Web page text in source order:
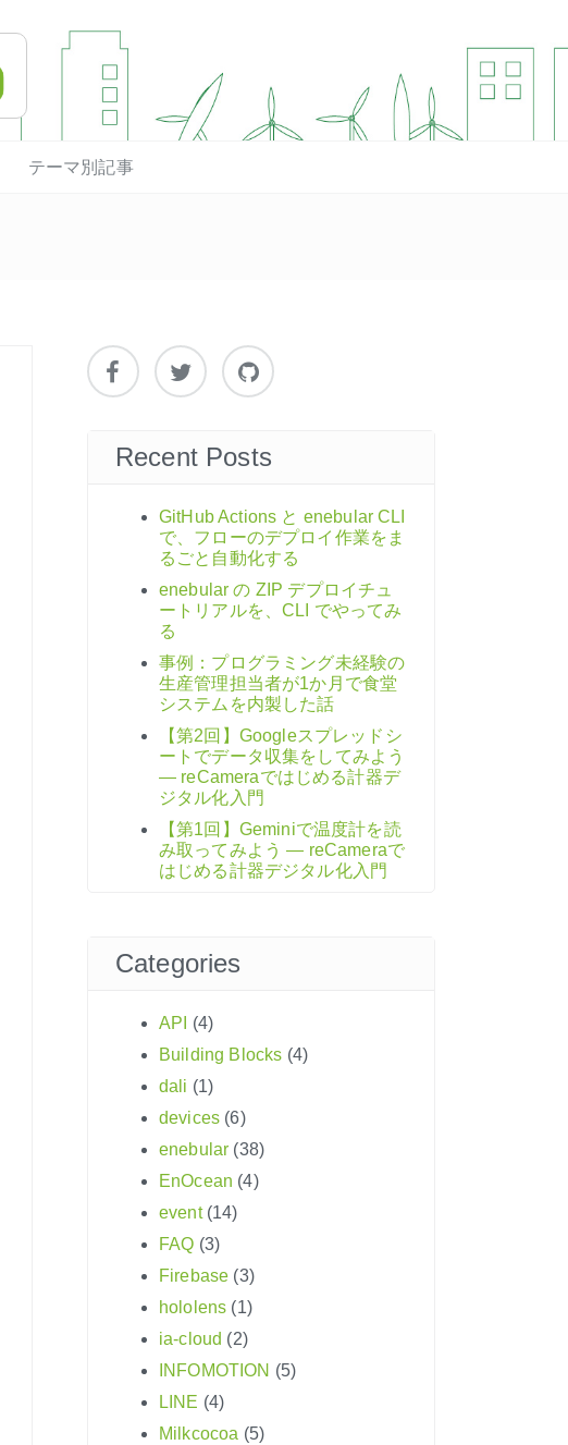
テーマ別記事
Recent Posts
GitHub Actions と enebular CLI
で、フローのデプロイ作業をま
るごと自動化する
enebular の ZIP デプロイチュ
ートリアルを、CLI でやってみ
る
事例：プログラミング未経験の
生産管理担当者が1か月で食堂
システムを内製した話
【第2回】Googleスプレッドシ
ートでデータ収集をしてみよう
― reCameraではじめる計器デ
ジタル化入門
【第1回】Geminiで温度計を読
み取ってみよう ― reCameraで
はじめる計器デジタル化入門
Categories
API
(4)
Building Blocks (4)
dali (1)
devices (6)
enebular (38)
EnOcean (4)
event(14)
FAQ (3)
Firebase (3)
hololens (1)
ia-cloud (2)
INFOMOTION (5)
LINE (4)
Milkcocoa (5)